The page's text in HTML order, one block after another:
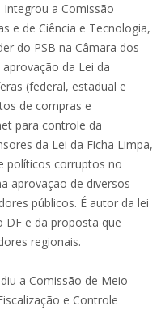
a Comissão
e de Ciência e Tecnologia,
do PSB na Câmara dos
da Lei da
(federal, estadual e
de compras e
para controle da
da Lei da Ficha Limpa,
políticos corruptos no
aprovação de diversos
públicos. É autor da lei
DF e da proposta que
regionais.
a Comissão de Meio
e Controle